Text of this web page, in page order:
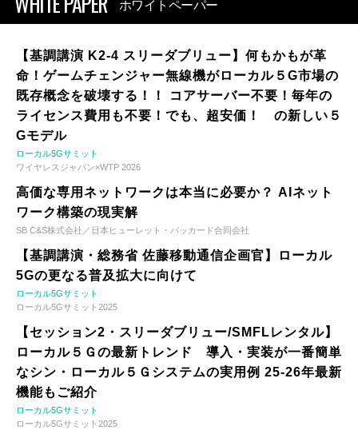
ホワイトペーパー
【基調講演 K2-4 スリーダブリュー】何もかもが革
命！ゲームチェンジャー無線機がローカル５G市場の
既存概念を破壊する！！ コアサーバー不要！毎年の
ライセンス費用も不要！でも、超安価！ の新しい５
Gモデル
ローカル5Gサミット
ワイヤレスジャパン×WTP 2026
高価な専用ネットワークは本当に必要か？ AIネット
ワーク構築の現実解
SB C&S株式会社／日本ヒューレット・パッカード合同会社
【基調講演・総務省 佐藤移動通信企画官】ローカル
5Gの更なる普及拡大に向けて
ローカル5Gサミット
ローカル5Gサミット2025
【セッション2・スリーダブリュー/SMFLレンタル】
ローカル５Ｇの最新トレンド 導入・実装が一番簡単
なシン・ローカル５Ｇシステムの実用例 25-26年最新
機能もご紹介
ローカル5Gサミット
ローカル5Gサミット2025